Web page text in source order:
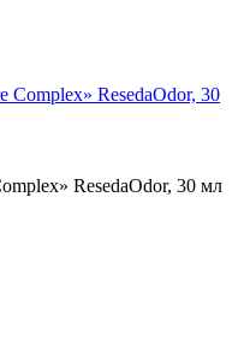
Complex» ResedaOdor, 30
ResedaOdor, 30 мл